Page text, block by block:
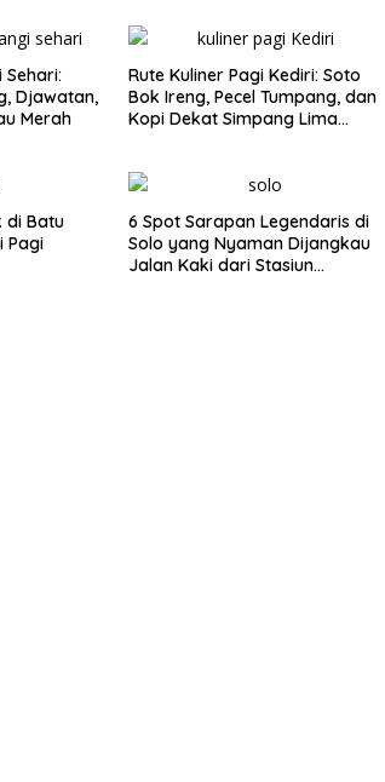
Djawatan,
Merah
Rute Kuliner Pagi Kediri: Soto
Bok Ireng, Pecel Tumpang, dan
Kopi Dekat Simpang Lima
di Batu
Pagi
6 Spot Sarapan Legendaris di
Solo yang Nyaman Dijangkau
Jalan Kaki dari Stasiun